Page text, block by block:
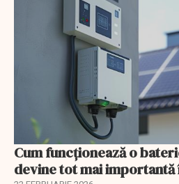
Cum funcționează o
devine tot mai importantă